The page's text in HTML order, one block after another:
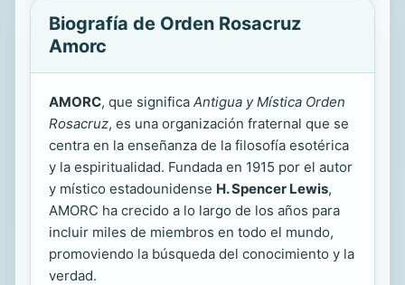
Biografía de Orden Rosacruz
Amorc
AMORC, que significa Antigua y Mística Orden
Rosacruz, es una organización fraternal que se
centra en la enseñanza de la filosofía esotérica
y la espiritualidad. Fundada en 1915 por el autor
y místico estadounidense H. Spencer Lewis,
AMORC ha crecido a lo largo de los años para
incluir miles de miembros en todo el mundo,
promoviendo la búsqueda del conocimiento y la
verdad.